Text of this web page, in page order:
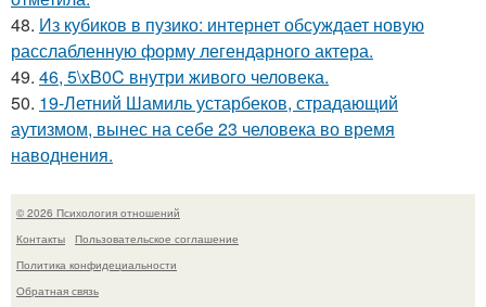
48. Из кубиков в пузико: интернет обсуждает новую
расслабленную форму легендарного актера.
49. 46, 5\xB0C внутри живого человека.
50. 19-Летний Шамиль устарбеков, страдающий
аутизмом, вынес на себе 23 человека во время
наводнения.
© 2026 Психология отношений
Контакты
Пользовательское соглашение
Политика конфидециальности
Обратная связь